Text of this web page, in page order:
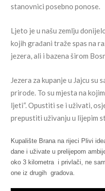
stanovnici posebno ponose.
Ljeto je u našu zemlju
kojih građani traže spas na
jezera, ali i bazena širom
Jezera za kupanje u Jajcu su
prirode. To su mjesta na
ljeti“. Opustiti se i uživati,
prepustiti uživanju u lijepim
Kupalište Brana na rijeci Plivi
dane i uživate u prelijepom
oko 3 kilometra i privlači, ne
one iz drugih gradova.